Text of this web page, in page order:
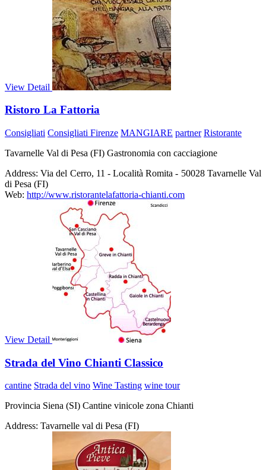
View Detail
Ristoro La Fattoria
Consigliati Consigliati Firenze MANGIARE partner Ristorante
Tavarnelle Val di Pesa (FI) Gastronomia con cacciagione
Address: Via del Cerro, 11 - Località Romita - 50028 Tavarnelle Val
di Pesa (FI)
Web: http://www.ristorantelafattoria-chianti.com
View Detail
Strada del Vino Chianti Classico
cantine Strada del vino Wine Tasting wine tour
Provincia Siena (SI) Cantine vinicole zona Chianti
Address: Tavarnelle val di Pesa (FI)